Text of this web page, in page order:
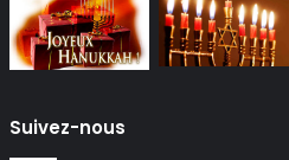
Suivez-nous